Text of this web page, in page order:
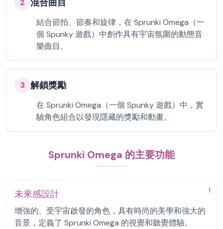
2 混合曲目
結合節拍、節奏和旋律，在 Sprunki Omega（一
個 Spunky 遊戲）中創作具有宇宙氛圍的動態音
樂曲目。
3 解鎖獎勵
在 Sprunki Omega（一個 Spunky 遊戲）中，實
驗角色組合以發現隱藏的獎勵和動畫。
Sprunki Omega 的主要功能
1
未來感設計
增強的、受宇宙啟發的角色，具有時尚的美學和強大的
音景，定義了 Sprunki Omega 的視覺和聽覺體驗。